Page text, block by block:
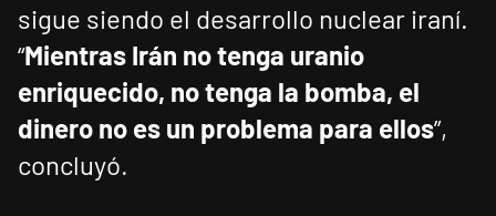
sigue siendo el desarrollo nuclear iraní.
“Mientras Irán no tenga uranio
enriquecido, no tenga la bomba, el
dinero no es un problema para ellos”,
concluyó.